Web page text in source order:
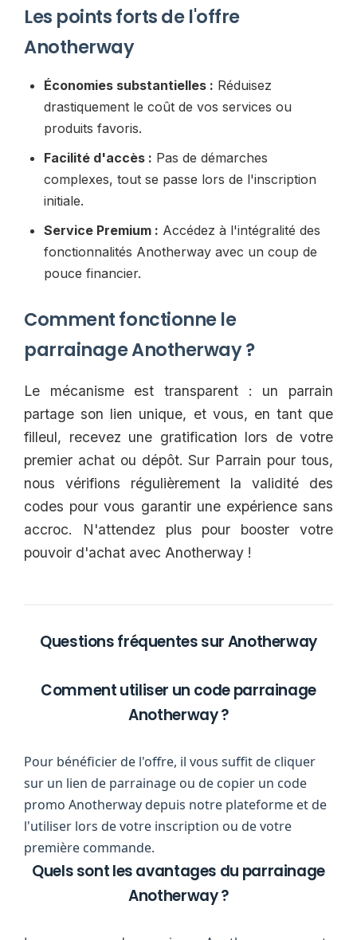
Les points forts de l'offre
Anotherway
Économies substantielles : Réduisez
drastiquement le coût de vos services ou
produits favoris.
Facilité d'accès : Pas de démarches
complexes, tout se passe lors de l'inscription
initiale.
Service Premium : Accédez à l'intégralité des
fonctionnalités Anotherway avec un coup de
pouce financier.
Comment fonctionne le
parrainage Anotherway ?
Le mécanisme est transparent : un parrain
partage son lien unique, et vous, en tant que
filleul, recevez une gratification lors de votre
premier achat ou dépôt. Sur Parrain pour tous,
nous vérifions régulièrement la validité des
codes pour vous garantir une expérience sans
accroc. N'attendez plus pour booster votre
pouvoir d'achat avec Anotherway !
Questions fréquentes sur Anotherway
Comment utiliser un code parrainage
Anotherway ?
Pour bénéficier de l'offre, il vous suffit de cliquer
sur un lien de parrainage ou de copier un code
promo Anotherway depuis notre plateforme et de
l'utiliser lors de votre inscription ou de votre
première commande.
Quels sont les avantages du parrainage
Anotherway ?